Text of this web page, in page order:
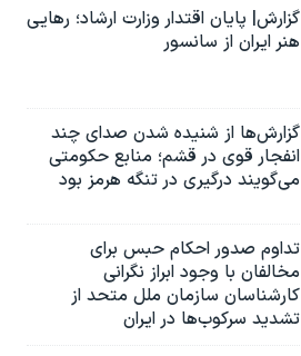
گزارش| پایان اقتدار وزارت ارشاد؛ رهایی
هنر ایران از سانسور
گزارش‌ها از شنیده شدن صدای چند
انفجار قوی در قشم؛ منابع حکومتی
می‌گویند درگیری در تنگه هرمز بود
تداوم صدور احکام حبس برای
مخالفان با وجود ابراز نگرانی
کارشناسان سازمان ملل متحد از
تشدید سرکوب‌ها در ایران